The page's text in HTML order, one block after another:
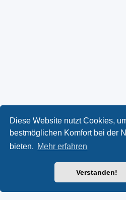
Diese Website nutzt Cookies,
bestmöglichen Komfort bei der
bieten. Mehr erfahren
Verstanden!